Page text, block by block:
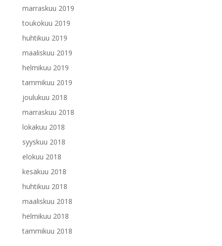
marraskuu 2019
toukokuu 2019
huhtikuu 2019
maaliskuu 2019
helmikuu 2019
tammikuu 2019
joulukuu 2018
marraskuu 2018
lokakuu 2018
syyskuu 2018
elokuu 2018
kesäkuu 2018
huhtikuu 2018
maaliskuu 2018
helmikuu 2018
tammikuu 2018